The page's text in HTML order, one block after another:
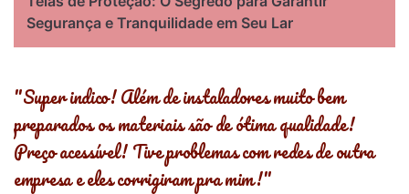
Segurança e Tranquilidade em Seu Lar
"Super indico! Além de instaladores muito bem
preparados os materiais são de ótima qualidade!
Preço acessível! Tive problemas com redes de outra
empresa e eles corrigiram pra mim!"